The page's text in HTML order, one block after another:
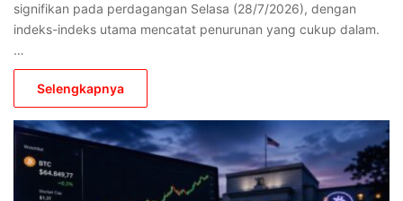
signifikan pada perdagangan Selasa (28/7/2026), dengan
indeks-indeks utama mencatat penurunan yang cukup dalam.
…
Selengkapnya